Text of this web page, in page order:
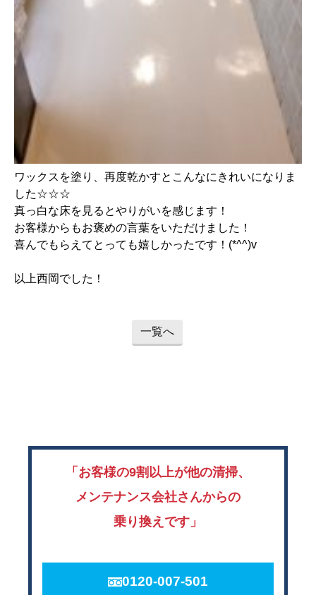
ワックスを塗り、再度乾かすとこんなにきれいになりま
した☆☆☆
真っ白な床を見るとやりがいを感じます！
お客様からもお褒めの言葉をいただけました！
喜んでもらえてとっても嬉しかったです！(*^^)v
以上西岡でした！
一覧へ
「お客様の9割以上が他の清掃、
メンテナンス会社さんからの
乗り換えです」
0120-007-501